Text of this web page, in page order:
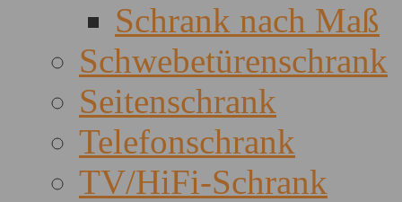
Schrank nach Maß
Schwebetürenschrank
Seitenschrank
Telefonschrank
TV/HiFi-Schrank